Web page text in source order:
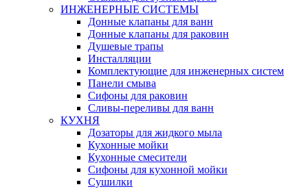
ИНЖЕНЕРНЫЕ СИСТЕМЫ
Донные клапаны для ванн
Донные клапаны для раковин
Душевые трапы
Инсталляции
Комплектующие для инженерных систем
Панели смыва
Сифоны для раковин
Сливы-переливы для ванн
КУХНЯ
Дозаторы для жидкого мыла
Кухонные мойки
Кухонные смесители
Сифоны для кухонной мойки
Сушилки